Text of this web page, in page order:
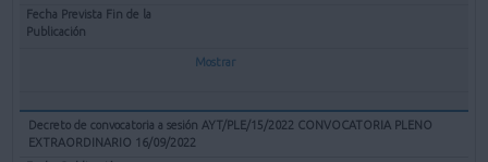
Mostrar
Decreto de convocatoria a sesión AYT/PLE/15/2022 CONVOCATORIA PLENO
EXTRAORDINARIO 16/09/2022